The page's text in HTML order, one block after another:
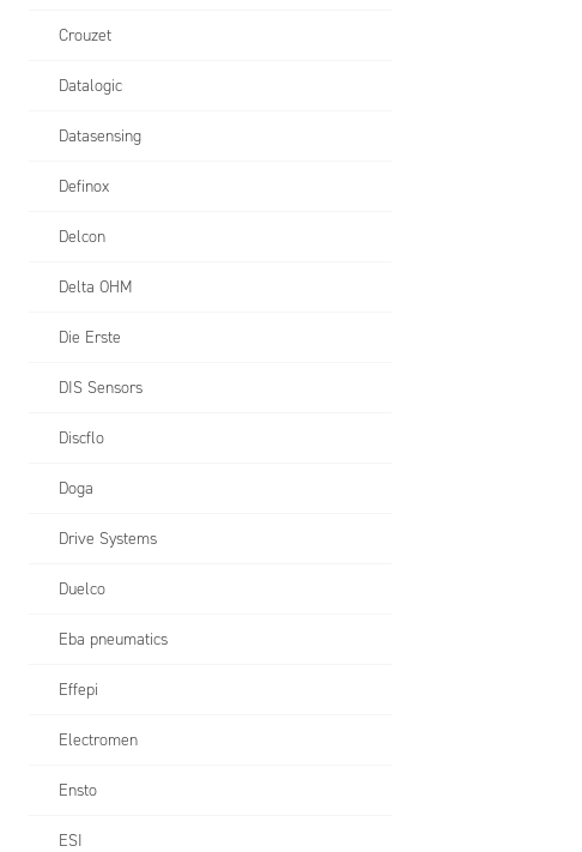
Crouzet
Datalogic
Datasensing
Definox
Delcon
Delta OHM
Die Erste
DIS Sensors
Discflo
Doga
Drive Systems
Duelco
Eba pneumatics
Effepi
Electromen
Ensto
ESI